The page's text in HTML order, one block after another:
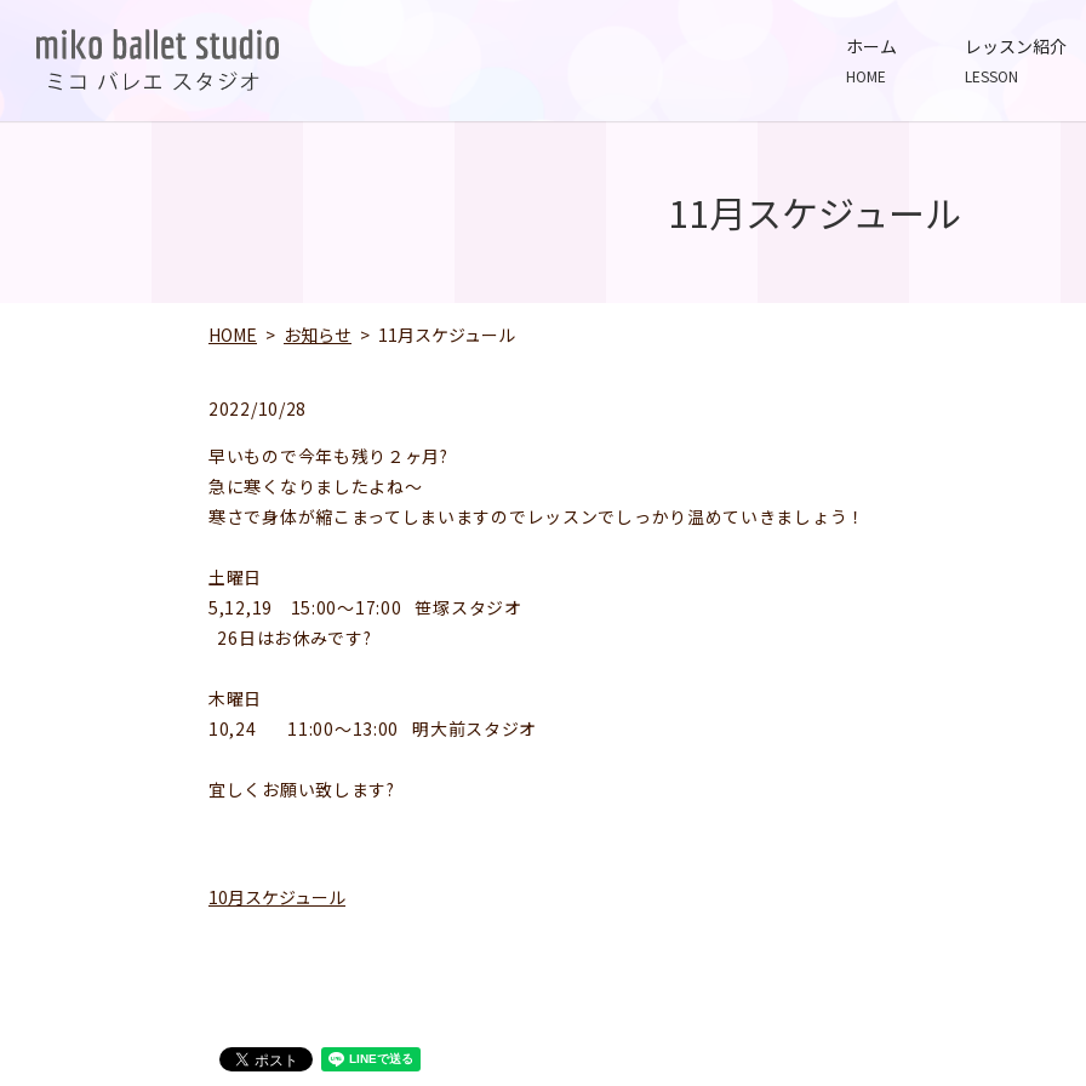
ホーム
HOME
レッスン紹介
LESSON
11月スケジュール
HOME お知らせ 11月スケジュール
2022/10/28
早いもので今年も残り２ヶ月?
急に寒くなりましたよね〜
寒さで身体が縮こまってしまいますのでレッスンでしっかり温めていきましょう！
土曜日
5,12,19 15:00〜17:00 笹塚スタジオ
26日はお休みです?
木曜日
10,24 11:00〜13:00 明大前スタジオ
宜しくお願い致します?
10月スケジュール